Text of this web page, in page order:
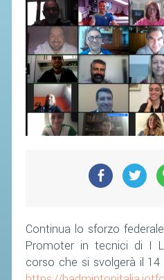
Continua lo sforzo
Promoter in tecnici di I
corso che si svolgerà il
AVVISI E
GIUSTIZIA
ORGANI